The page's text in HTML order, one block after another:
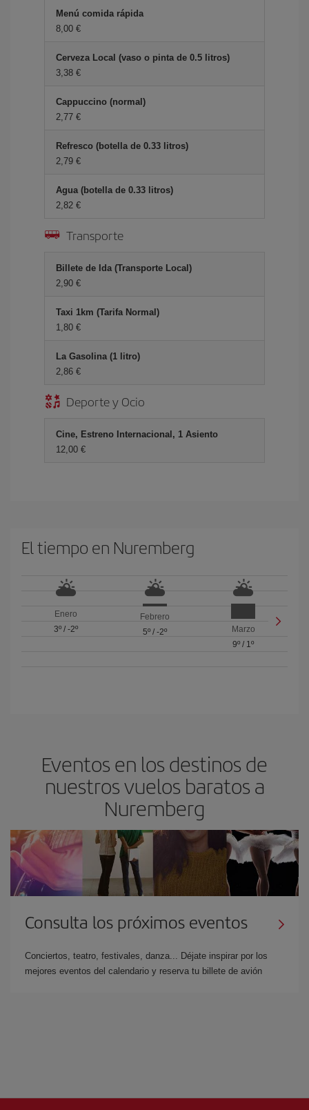
Menú comida rápida
8,00 €
Cerveza Local (vaso o pinta de 0.5 litros)
3,38 €
Cappuccino (normal)
2,77 €
Refresco (botella de 0.33 litros)
2,79 €
Agua (botella de 0.33 litros)
2,82 €
Transporte
Billete de Ida (Transporte Local)
2,90 €
Taxi 1km (Tarifa Normal)
1,80 €
La Gasolina (1 litro)
2,86 €
Deporte y Ocio
Cine, Estreno Internacional, 1 Asiento
12,00 €
El tiempo en Nuremberg
Enero
3º/ -2º
Febrero
5º/ -2º
Marzo
9º / 1º
Eventos en los destinos de
nuestros vuelos baratos a
Nuremberg
Consulta los próximos eventos
Conciertos, teatro, festivales, danza... Déjate inspirar por los
mejores eventos del calendario y reserva tu billete de avión